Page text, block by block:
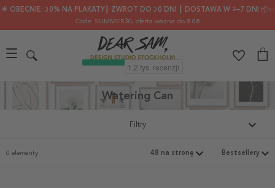
🌟 OBECNIE: 30% NA PLAKATY┃ ZWROT DO 30 DNI ┃ DOSTAWA W 2–7 DNI 📦✨
Code: SUMMER30, oferta ważna do 8.08
Watering Can
Filtry
0 elementy